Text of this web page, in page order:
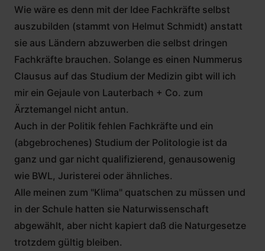
Wie wäre es denn mit der Idee Fachkräfte selbst
auszubilden (stammt von Helmut Schmidt) anstatt
sie aus Ländern abzuwerben die selbst dringen
Fachkräfte brauchen. Solange es einen Nummerus
Clausus auf das Studium der Medizin gibt will ich
mir ein Gejaule von Lauterbach + Co. zum
Ärztemangel nicht antun.
Auch in der Politik fehlen Fachkräfte und ein
(abgebrochenes) Studium der Politologie ist da
ganz und gar nicht qualifizierend, genausowenig
wie BWL, Juristerei oder ähnliches.
Alle meinen zum "Klima" quatschen zu müssen und
in der Schule hatten sie Naturwissenschaft
abgewählt, aber nicht kapiert daß die Naturgesetze
trotzdem gültig bleiben.